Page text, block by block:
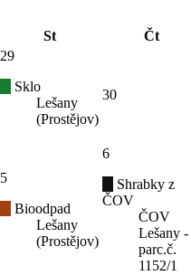
St
Čt
29
Sklo
Lešany
(Prostějov)
30
5
Bioodpad
Lešany
(Prostějov)
6
Shrabky z
ČOV
ČOV
Lešany -
parc.č.
1152/1